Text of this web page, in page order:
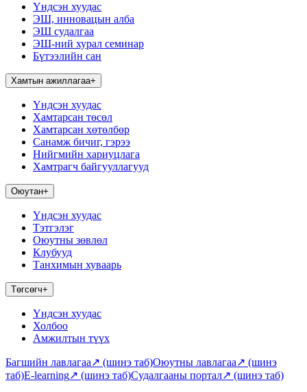
Үндсэн хуудас
ЭШ, инновацын алба
ЭШ судалгаа
ЭШ-ний хурал семинар
Бүтээлийн сан
Хамтын ажиллагаа+
Үндсэн хуудас
Хамтарсан төсөл
Хамтарсан хөтөлбөр
Санамж бичиг, гэрээ
Нийгмийн хариуцлага
Хамтрагч байгууллагууд
Оюутан+
Үндсэн хуудас
Тэтгэлэг
Оюутны зөвлөл
Клубууд
Танхимын хуваарь
Төгсөгч+
Үндсэн хуудас
Холбоо
Амжилтын түүх
Багшийн лавлагаа↗ (шинэ таб)Оюутны лавлагаа↗ (шинэ
таб)E-learning↗ (шинэ таб)Судалгааны портал↗ (шинэ таб)